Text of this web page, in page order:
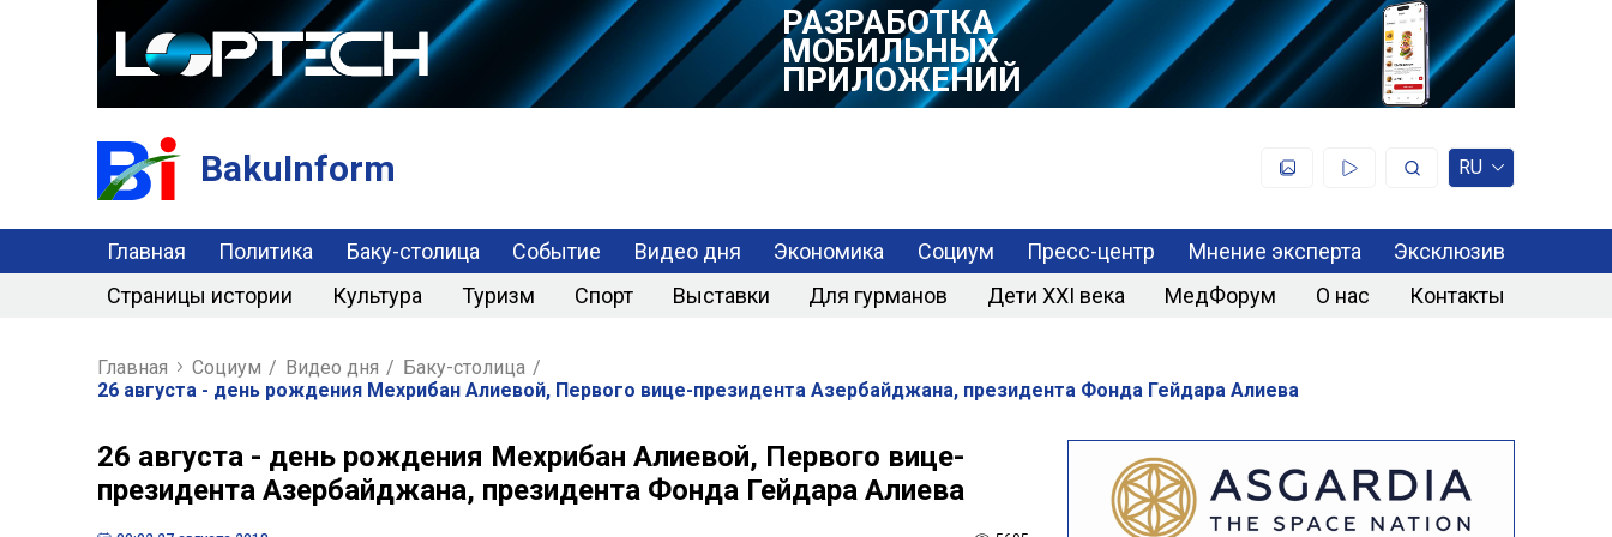
МОБИЛЬНЫХ
ПРИЛОЖЕНИЙ
BakuInform RU
Главная Политика Баку-столица Событие Видео дня Экономика Социум Пресс-центр Мнение эксперта
Эксклюзив
Страницы истории
Культура Туризм Спорт Выставки Для гурманов Дети XXI века МедФорум О нас Контакты
Главная Социум / Видео дня / Баку-столица /
26 августа - день рождения Мехрибан Алиевой, Первого вице-президента Азербайджана, президента Фонда Гейдара Алиева
26 августа - день рождения Мехрибан Алиевой, Первого вице-
президента Азербайджана, президента Фонда Гейдара Алиева